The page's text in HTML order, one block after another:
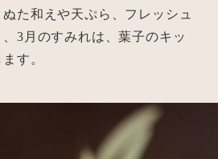
た和えや天ぷら、フレッシュ
3月のすみれは、葉子のキッ
す。